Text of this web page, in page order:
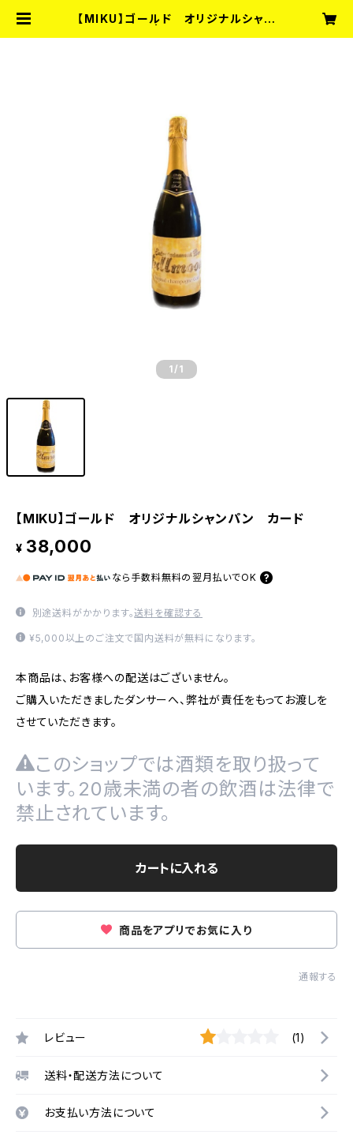
【MIKU】ゴールド オリジナルシャン
1 /1
【MIKU】ゴールド オリジナルシャンパン カード
¥ 38,000
なら 手数料無料の 翌月払いでOK
別途送料がかかります。送料を確認する
¥5,000以上のご注文で国内送料が無料になります。
本商品は、お客様への配送はございません。
ご購入いただきましたダンサーへ、弊社が責任をもってお渡しを
させていただきます。
このショップでは酒類を取り扱って
います。20歳未満の者の飲酒は法律で
禁止されています。
カートに入れる
商品をアプリでお気に入り
通報する
レビュー (1)
送料・配送方法について
お支払い方法について